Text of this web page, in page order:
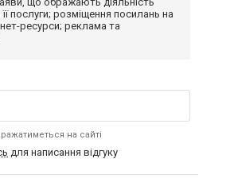
її послуги; розміщення посилань на
ресурси; реклама та
на сайті
для написання відгуку